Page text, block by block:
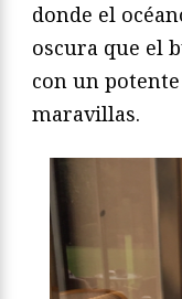
donde el
oscura que el
con un
maravillas.